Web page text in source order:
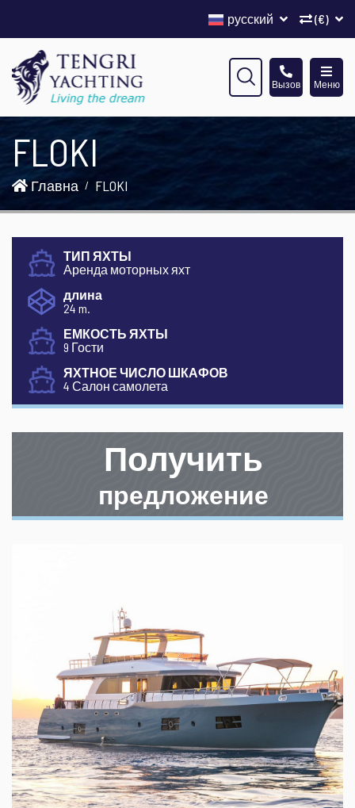
(€)
русский
Меню
Вызов
FLOKI
Главна FLOKI
ТИП ЯХТЫ
Аренда моторных яхт
длина
24 m.
ЕМКОСТЬ ЯХТЫ
9 Гости
ЯХТНОЕ ЧИСЛО ШКАФОВ
4 Салон самолета
Получить
предложение